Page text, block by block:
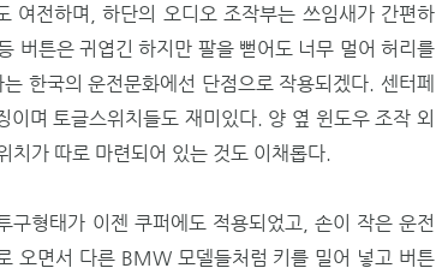
여전하며, 하단의 오디오 조작부는 쓰임새가 간편하
버튼은 귀엽긴 하지만 팔을 뻗어도 너무 멀어 허리를
한국의 운전문화에선 단점으로 작용되겠다. 센터페
며 토글스위치들도 재미있다. 양 옆 윈도우 조작 외
가 따로 마련되어 있는 것도 이채롭다.
구형태가 이젠 쿠퍼에도 적용되었고, 손이 작은 운전
오면서 다른 BMW 모델들처럼 키를 밀어 넣고 버튼